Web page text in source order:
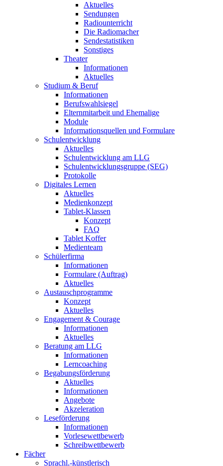
Aktuelles
Sendungen
Radiounterricht
Die Radiomacher
Sendestatistiken
Sonstiges
Theater
Informationen
Aktuelles
Studium & Beruf
Informationen
Berufswahlsiegel
Elternmitarbeit und Ehemalige
Module
Informationsquellen und Formulare
Schulentwicklung
Aktuelles
Schulentwicklung am LLG
Schulentwicklungsgruppe (SEG)
Protokolle
Digitales Lernen
Aktuelles
Medienkonzept
Tablet-Klassen
Konzept
FAQ
Tablet Koffer
Medienteam
Schülerfirma
Informationen
Formulare (Auftrag)
Aktuelles
Austauschprogramme
Konzept
Aktuelles
Engagement & Courage
Informationen
Aktuelles
Beratung am LLG
Informationen
Lerncoaching
Begabungsförderung
Aktuelles
Informationen
Angebote
Akzeleration
Leseförderung
Informationen
Vorlesewettbewerb
Schreibwettbewerb
Fächer
Sprachl.-künstlerisch